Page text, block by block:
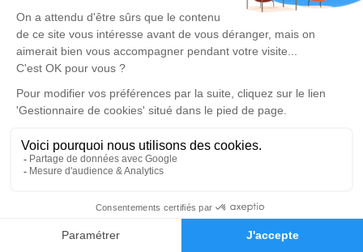
Faire-part Hommages
Un service de plantation d’arbre hommage est
disponible ici.
Je rends hommage
Cérémonie religieuse
lundi 30 août 2021 à 15h15
77130 Misy-sur-Yonne